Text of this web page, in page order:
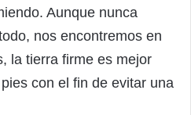
Aunque nunca
nos encontremos en
la tierra firme es mejor
con el fin de evitar una